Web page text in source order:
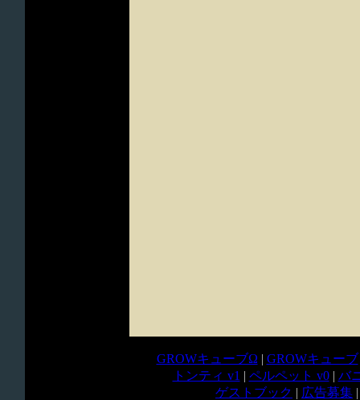
GROWキューブΩ | GROWキューブ
トンティ v1 | ペルペット v0| バ
ゲストブック | 広告募集